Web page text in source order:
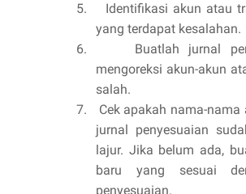
5.
Identifikasi akun atau
yang terdapat kesalahan.
6.
Buatlah jurnal
mengoreksi akun-akun
salah.
7.
Cek apakah nama-
jurnal penyesuaian
lajur. Jika belum ada,
baru yang sesuai
penyesuaian.